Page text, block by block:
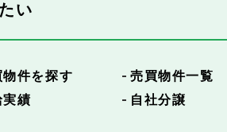
い
物件を探す
売買物件一覧
実績
自社分譲